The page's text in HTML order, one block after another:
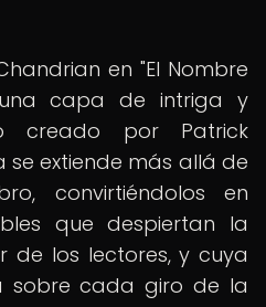
en "El Nombre
capa de intriga y
creado por Patrick
se extiende más allá de
convirtiéndolos en
que despiertan la
de los lectores, y cuya
sobre cada giro de la